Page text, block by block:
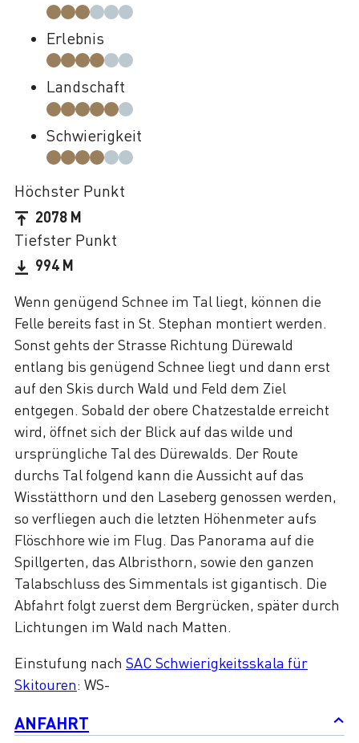
Wenn genügend Schnee im Tal liegt, können die
Felle bereits fast in St. Stephan montiert werden.
Sonst gehts der Strasse Richtung Dürewald
entlang bis genügend Schnee liegt und dann erst
auf den Skis durch Wald und Feld dem Ziel
entgegen. Sobald der obere Chatzestalde erreicht
wird, öffnet sich der Blick auf das wilde und
ursprüngliche Tal des Dürewalds. Der Route
durchs Tal folgend kann die Aussicht auf das
Wisstätthorn und den Laseberg genossen werden,
so verfliegen auch die letzten Höhenmeter aufs
Flöschhore wie im Flug. Das Panorama auf die
Spillgerten, das Albristhorn, sowie den ganzen
Talabschluss des Simmentals ist gigantisch. Die
Abfahrt folgt zuerst dem Bergrücken, später durch
Lichtungen im Wald nach Matten.
Einstufung nach SAC Schwierigkeitsskala für
Skitouren: WS-
ANFAHRT
Erlebnis
Landschaft
Schwierigkeit
Höchster Punkt
2078 M
Tiefster Punkt
994 M